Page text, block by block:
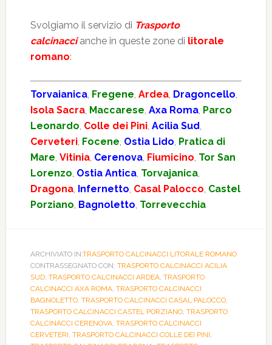
Svolgiamo il servizio di Trasporto
calcinaccianche in queste zone di litorale
romano:
Torvaianica, Fregene, Ardea, Dragoncello,
Isola Sacra, Maccarese, Axa Roma, Parco
Leonardo, Colle dei Pini, Acilia Sud,
Cerveteri, Focene, Ostia Lido, Pratica di
Mare, Vitinia, Cerenova, Fiumicino, Tor San
Lorenzo, Ostia Antica, Torvajanica,
Dragona, Infernetto, Casal Palocco, Castel
Porziano, Bagnoletto, Torrevecchia
ARCHIVIATO IN:TRASPORTO CALCINACCI LITORALE ROMANO
CONTRASSEGNATO CON: TRASPORTO CALCINACCI ACILIA
SUD, TRASPORTO CALCINACCI ARDEA, TRASPORTO
CALCINACCI AXA ROMA, TRASPORTO CALCINACCI
BAGNOLETTO, TRASPORTO CALCINACCI CASAL PALOCCO,
TRASPORTO CALCINACCI CASTEL PORZIANO, TRASPORTO
CALCINACCI CERENOVA, TRASPORTO CALCINACCI
CERVETERI, TRASPORTO CALCINACCI COLLE DEI PINI,